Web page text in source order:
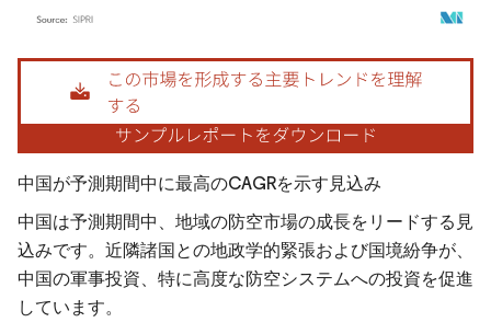
画像 © Mordor Intelligence。再利用にはCC BY 4.0の表示が必要です。
中国が予測期間中に最高のCAGRを示す見込み
中国は予測期間中、地域の防空市場の成長をリードする見
込みです。近隣諸国との地政学的緊張および国境紛争が、
中国の軍事投資、特に高度な防空システムへの投資を促進
しています。